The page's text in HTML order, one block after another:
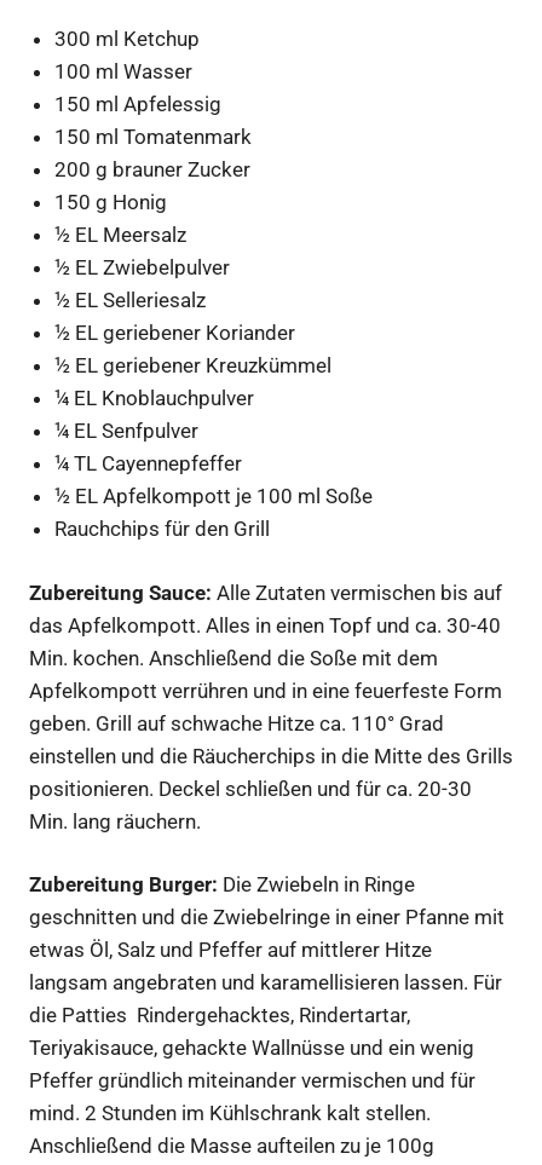
300 ml Ketchup
100 ml Wasser
150 ml Apfelessig
150 ml Tomatenmark
200 g brauner Zucker
150 g Honig
½ EL Meersalz
½ EL Zwiebelpulver
½ EL Selleriesalz
½ EL geriebener Koriander
½ EL geriebener Kreuzkümmel
¼ EL Knoblauchpulver
¼ EL Senfpulver
¼ TL Cayennepfeffer
½ EL Apfelkompott je 100 ml Soße
Rauchchips für den Grill
Zubereitung Sauce: Alle Zutaten vermischen bis auf
das Apfelkompott. Alles in einen Topf und ca. 30-40
Min. kochen. Anschließend die Soße mit dem
Apfelkompott verrühren und in eine feuerfeste Form
geben. Grill auf schwache Hitze ca. 110° Grad
einstellen und die Räucherchips in die Mitte des Grills
positionieren. Deckel schließen und für ca. 20-30
Min. lang räuchern.
Zubereitung Burger: Die Zwiebeln in Ringe
geschnitten und die Zwiebelringe in einer Pfanne mit
etwas Öl, Salz und Pfeffer auf mittlerer Hitze
langsam angebraten und karamellisieren lassen. Für
die Patties Rindergehacktes, Rindertartar,
Teriyakisauce, gehackte Wallnüsse und ein wenig
Pfeffer gründlich miteinander vermischen und für
mind. 2 Stunden im Kühlschrank kalt stellen.
Anschließend die Masse aufteilen zu je 100g